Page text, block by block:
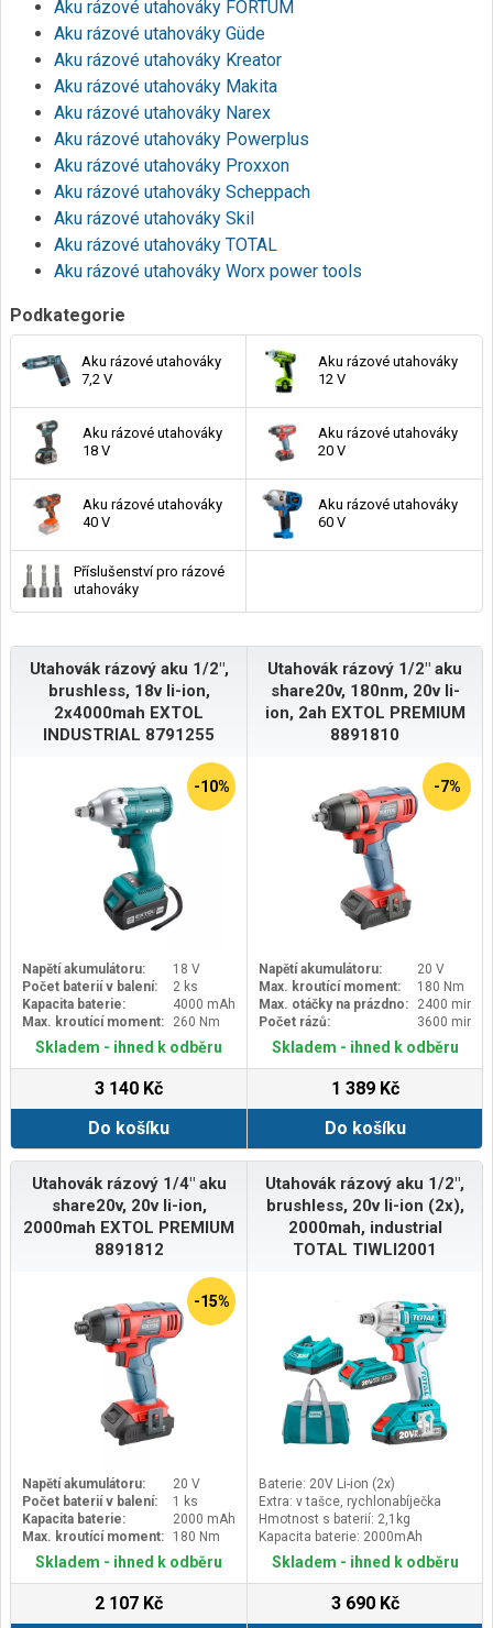
Aku rázové utahováky FORTUM
Aku rázové utahováky Güde
Aku rázové utahováky Kreator
Aku rázové utahováky Makita
Aku rázové utahováky Narex
Aku rázové utahováky Powerplus
Aku rázové utahováky Proxxon
Aku rázové utahováky Scheppach
Aku rázové utahováky Skil
Aku rázové utahováky TOTAL
Aku rázové utahováky Worx power tools
Podkategorie
Aku rázové utahováky
7,2 V
Aku rázové utahováky
12 V
Aku rázové utahováky
18 V
Aku rázové utahováky
20 V
Aku rázové utahováky
40 V
Aku rázové utahováky
60 V
Příslušenství pro rázové
utahováky
Utahovák rázový aku 1/2",
brushless, 18v li-ion,
2x4000mah EXTOL
INDUSTRIAL 8791255
-10%
Napětí akumulátoru:
18 V
Počet baterií v balení:
2 ks
Kapacita baterie:
4000 mAh
Max. kroutící moment:
260 Nm
Skladem - ihned k odběru
3 140 Kč
Do košíku
Utahovák rázový 1/2" aku
share20v, 180nm, 20v li-
ion, 2ah EXTOL PREMIUM
8891810
-7%
Napětí akumulátoru:
20 V
Max. kroutící moment:
180 Nm
Max. otáčky na prázdno:
2400 min-1
Počet rázů:
3600 min-1
Skladem - ihned k odběru
1 389 Kč
Do košíku
Utahovák rázový 1/4" aku
share20v, 20v li-ion,
2000mah EXTOL PREMIUM
8891812
-15%
Napětí akumulátoru:
20 V
Počet baterií v balení:
1 ks
Kapacita baterie:
2000 mAh
Max. kroutící moment:
180 Nm
Skladem - ihned k odběru
2 107 Kč
Utahovák rázový aku 1/2",
brushless, 20v li-ion (2x),
2000mah, industrial
TOTAL TIWLI2001
Baterie: 20V Li-ion (2x)
Extra: v tašce, rychlonabíječka
Hmotnost s baterií: 2,1kg
Kapacita baterie: 2000mAh
Skladem - ihned k odběru
3 690 Kč